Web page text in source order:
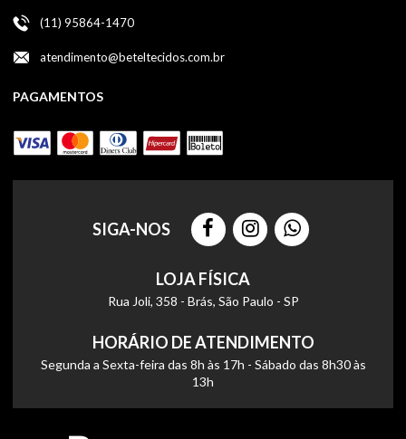
(11) 95864-1470
atendimento@beteltecidos.com.br
PAGAMENTOS
SIGA-NOS
LOJA FÍSICA
Rua Joli, 358 - Brás, São Paulo - SP
HORÁRIO DE ATENDIMENTO
Segunda a Sexta-feira das 8h às 17h - Sábado das 8h30 às
13h